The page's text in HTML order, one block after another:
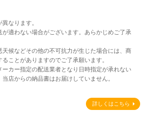
なります。
適わない場合がございます。あらかじめご了承
候などその他の不可抗力が生じた場合には、商
ことがありますのでご了承願います。
カー指定の配送業者となり日時指定が承れない
店からの納品書はお届けしていません。
詳しくはこちら